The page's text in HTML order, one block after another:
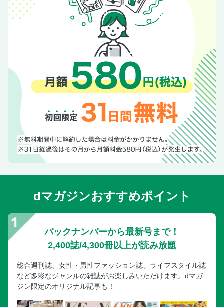
上田淳子さんの「本みりんベースの手作り発酵だれ3種」
牧野直子さんの「ヨーグルト味噌」
疲れたな、と思ったら探しにいこう。体を癒やす発酵朝ごは
ん 東京都・品川区 東京豆漿生活
東京都・渋谷区 かつお食堂
栃木県・日光市 汁飯香の店 隠居うわさわ
長野県・下伊那郡 石苔亭いしだ
神奈川県・鎌倉市 ヨリドコロ
東京都・新宿区 神楽坂むすびや
体を気遣う人はみんな飲んでいます。もっと楽しみたい！
甘酒の世界
炊飯器で簡単！ 自家製甘酒の作り方
榎本美沙さんに教わる 糀甘酒を使ったクリームパスタ
奥付
dマガジンおすすめポイント
バックナンバーから最新号まで！
2,400誌/4,300冊以上が読み放題
総合週刊誌、女性・男性ファッション誌、ライフスタイル誌
など多彩なジャンルの雑誌がお楽しみいただけます。dマガ
ジン限定のオリジナル記事も！